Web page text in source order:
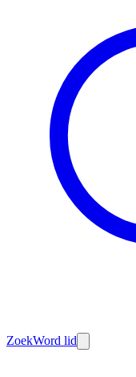
ZoekWord lid